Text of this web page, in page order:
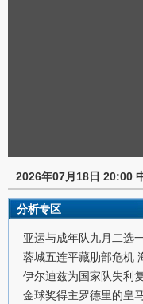
2026年07月18日 20:00
分析专区
亚运与成年队九月二选
蓉城五连平藏肋部危机
伊尔迪兹为国家队失利
金球奖得主罗德里的皇